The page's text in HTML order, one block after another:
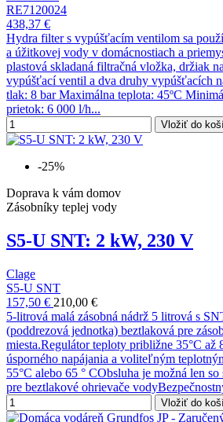
RE7120024
438,37 €
Hydra filter s vypúšťacím ventilom sa
a úžitkovej vody v domácnostiach a
plastová skladaná filtračná vložka, držiak
vypúšťací ventil a dva druhy vypúšťacích
tlak: 8 bar Maximálna teplota: 45ºC
prietok: 6 000 l/h...
Vložiť do
-25%
Doprava k vám domov
Zásobníky teplej vody
S5-U SNT: 2 kW, 230 V
Clage
S5-U SNT
157,50 € 210,00 €
5-litrová malá zásobná nádrž 5 litrová s
(poddrezová jednotka) beztlaková pre
miesta.Regulátor teploty približne 35°C až
úsporného napájania a voliteľným
55°C alebo 65 ° CObsluha je možná len
pre beztlakové ohrievače
Vložiť do